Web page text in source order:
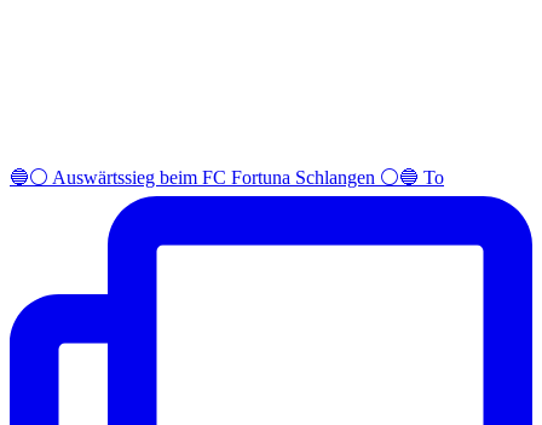
🔵⚪️ Auswärtssieg beim FC Fortuna Schlangen ⚪️🔵 To